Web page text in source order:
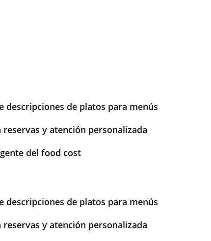
descripciones de platos para menús
reservas y atención personalizada
del food cost
descripciones de platos para menús
reservas y atención personalizada